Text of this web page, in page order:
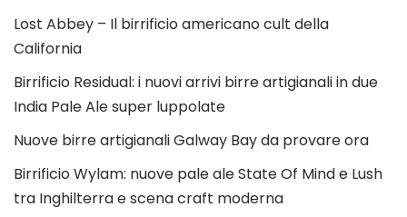
Lost Abbey – Il birrificio americano cult della
California
Birrificio Residual: i nuovi arrivi birre artigianali in due
India Pale Ale super luppolate
Nuove birre artigianali Galway Bay da provare ora
Birrificio Wylam: nuove pale ale State Of Mind e Lush
tra Inghilterra e scena craft moderna